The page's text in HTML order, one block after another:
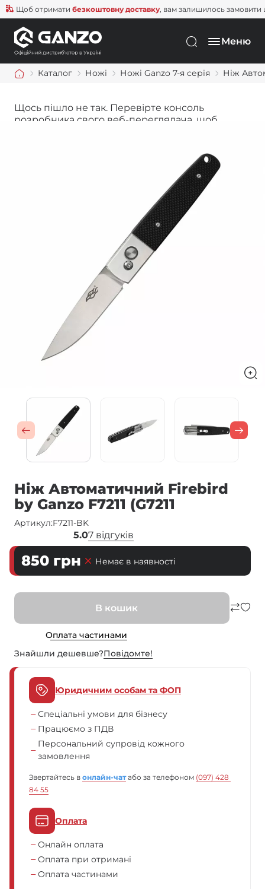
отриматибезкоштовну доставку, вам залишилось замовити ще
Меню
Каталог Ножі Ножі Ganzo 7-я серія Ніж
Щось пішло не так. Перевірте консоль
розробника свого веб-переглядача, щоб
Ніж Автоматичний Firebird
by Ganzo F7211 (G7211
Артикул:F7211-BK
5.07 відгуків
850 грн Немає в наявності
В кошик
Оплата частинами
Знайшли дешевше?Повiдомте!
Юридичним особам та ФОП
Спеціальні умови для бізнесу
Працюємо з ПДВ
Персональний супровід кожного
замовлення
Звертайтесь в онлайн-чат або за телефоном (097) 428
84 55
Оплата
Онлайн оплата
Оплата при отримані
Оплата частинами